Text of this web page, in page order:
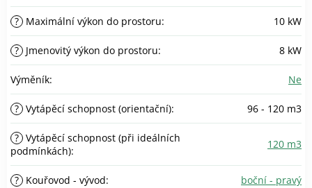
? Maximální výkon do prostoru: 10 kW
? Jmenovitý výkon do prostoru: 8 kW
Výměník: Ne
? Vytápěcí schopnost (orientační): 96 - 120 m3
? Vytápěcí schopnost (při ideálních
podmínkách):
120 m3
? Kouřovod - vývod: boční - pravý